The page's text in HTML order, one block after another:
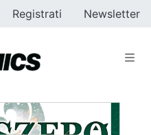
Registrati Newsletter